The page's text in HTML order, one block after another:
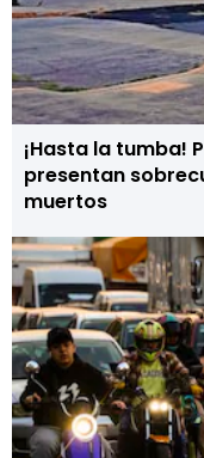
¡Hasta la tumba!
presentan
muertos